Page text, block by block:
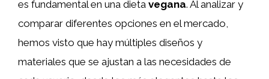
es fundamental en una dieta vegana. Al analizar y
comparar diferentes opciones en el mercado,
hemos visto que hay múltiples diseños y
materiales que se ajustan a las necesidades de